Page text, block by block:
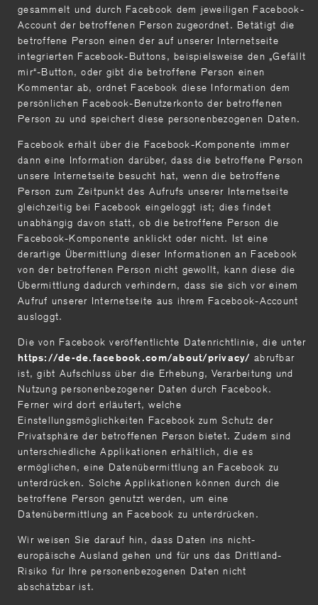
gesammelt und durch Facebook dem jeweiligen Facebook-
Account der betroffenen Person zugeordnet. Betätigt die
betroffene Person einen der auf unserer Internetseite
integrierten Facebook-Buttons, beispielsweise den „Gefällt
mir“-Button, oder gibt die betroffene Person einen
Kommentar ab, ordnet Facebook diese Information dem
persönlichen Facebook-Benutzerkonto der betroffenen
Person zu und speichert diese personenbezogenen Daten.
Facebook erhält über die Facebook-Komponente immer
dann eine Information darüber, dass die betroffene Person
unsere Internetseite besucht hat, wenn die betroffene
Person zum Zeitpunkt des Aufrufs unserer Internetseite
gleichzeitig bei Facebook eingeloggt ist; dies findet
unabhängig davon statt, ob die betroffene Person die
Facebook-Komponente anklickt oder nicht. Ist eine
derartige Übermittlung dieser Informationen an Facebook
von der betroffenen Person nicht gewollt, kann diese die
Übermittlung dadurch verhindern, dass sie sich vor einem
Aufruf unserer Internetseite aus ihrem Facebook-Account
ausloggt.
Die von Facebook veröffentlichte Datenrichtlinie, die unter
https://de-de.facebook.com/about/privacy/ abrufbar
ist, gibt Aufschluss über die Erhebung, Verarbeitung und
Nutzung personenbezogener Daten durch Facebook.
Ferner wird dort erläutert, welche
Einstellungsmöglichkeiten Facebook zum Schutz der
Privatsphäre der betroffenen Person bietet. Zudem sind
unterschiedliche Applikationen erhältlich, die es
ermöglichen, eine Datenübermittlung an Facebook zu
unterdrücken. Solche Applikationen können durch die
betroffene Person genutzt werden, um eine
Datenübermittlung an Facebook zu unterdrücken.
Wir weisen Sie darauf hin, dass Daten ins nicht-
europäische Ausland gehen und für uns das Drittland-
Risiko für Ihre personenbezogenen Daten nicht
abschätzbar ist.